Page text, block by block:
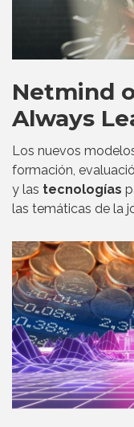
Netmind
Always
Los nuevos
formación,
y las tecnologías
las temáticas de la